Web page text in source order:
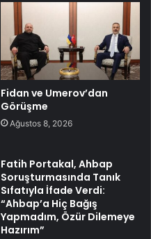
Fidan ve Umerov’dan
Görüşme
Ağustos 8, 2026
Fatih Portakal, Ahbap
Soruşturmasında Tanık
Sıfatıyla İfade Verdi:
“Ahbap’a Hiç Bağış
Yapmadım, Özür Dilemeye
Hazırım”